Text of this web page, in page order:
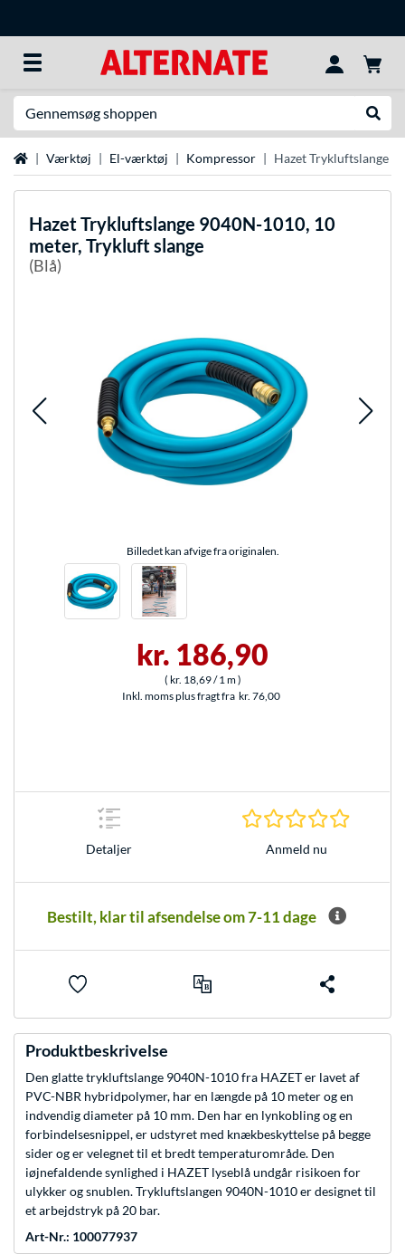
StartsideVærktøj El-værktøj Kompressor Hazet Trykluftslange
HazetTrykluftslange 9040N-1010, 10
meter, Trykluft slange
(Blå)
Billedet kan afvige fra originalen.
kr. 186,90
( kr. 18,69/ 1 m)
Inkl. moms plus fragt fra kr. 76,00
Detaljer Anmeld nu
Bestilt, klar til afsendelse om 7-11 dage
Produktbeskrivelse
Den glatte trykluftslange 9040N-1010 fra HAZET er lavet af
PVC-NBR hybridpolymer, har en længde på 10 meter og en
indvendig diameter på 10 mm. Den har en lynkobling og en
forbindelsesnippel, er udstyret med knækbeskyttelse på begge
sider og er velegnet til et bredt temperaturområde. Den
iøjnefaldende synlighed i HAZET lyseblå undgår risikoen for
ulykker og snublen. Trykluftslangen 9040N-1010 er designet til
et arbejdstryk på 20 bar.
Art-Nr.: 100077937